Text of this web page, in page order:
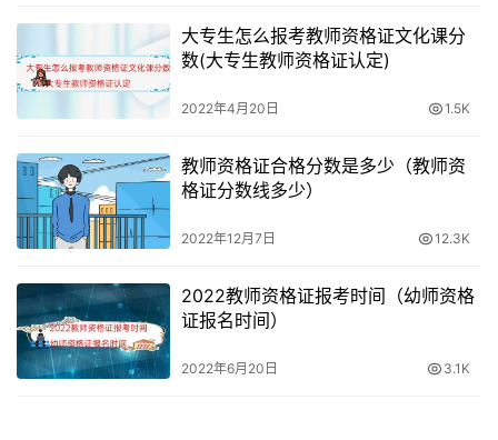
大专生怎么报考教师资格证文化课分
数(大专生教师资格证认定)
2022年4月20日 1.5K
教师资格证合格分数是多少（教师资
格证分数线多少）
2022年12月7日 12.3K
2022教师资格证报考时间（幼师资格
证报名时间）
2022年6月20日 3.1K